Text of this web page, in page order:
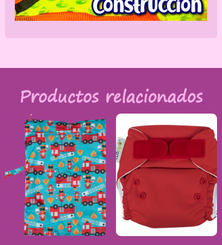
Productos relacionados